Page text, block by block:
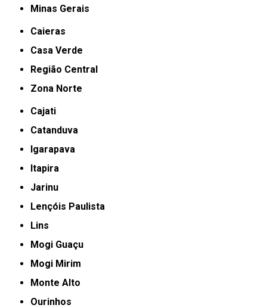
Minas Gerais
Caieras
Casa Verde
Região Central
Zona Norte
Cajati
Catanduva
Igarapava
Itapira
Jarinu
Lençóis Paulista
Lins
Mogi Guaçu
Mogi Mirim
Monte Alto
Ourinhos